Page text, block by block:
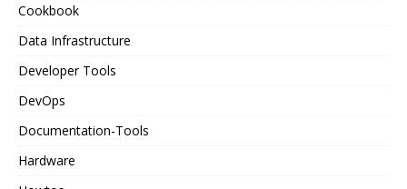
Cookbook
Data Infrastructure
Developer Tools
DevOps
Documentation-Tools
Hardware